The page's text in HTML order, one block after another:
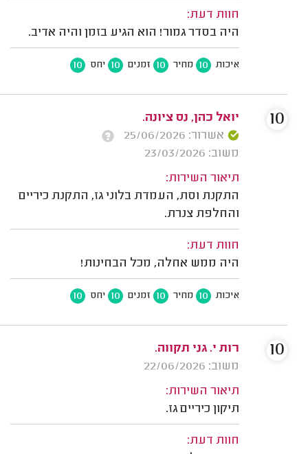
חוות דעת:
היה בסדר גמור! הוא הגיע בזמן והיה אדיב.
איכות 10 מחיר 10 זמנים 10 יחס 10
יואל כהן, נס ציונה.
אשרור: 25/06/2026
משוב: 23/03/2026
תיאור השירות:
התקנת וסת, העמדת בלוני גז, התקנת כיריים
והחלפת צנרת.
חוות דעת:
היה ממש אחלה, מכל הבחינות!
איכות 10 מחיר 10 זמנים 10 יחס 10
10
רות י. גני תקווה.
משוב: 22/06/2026
תיאור השירות:
תיקון כיריים גז.
חוות דעת:
10